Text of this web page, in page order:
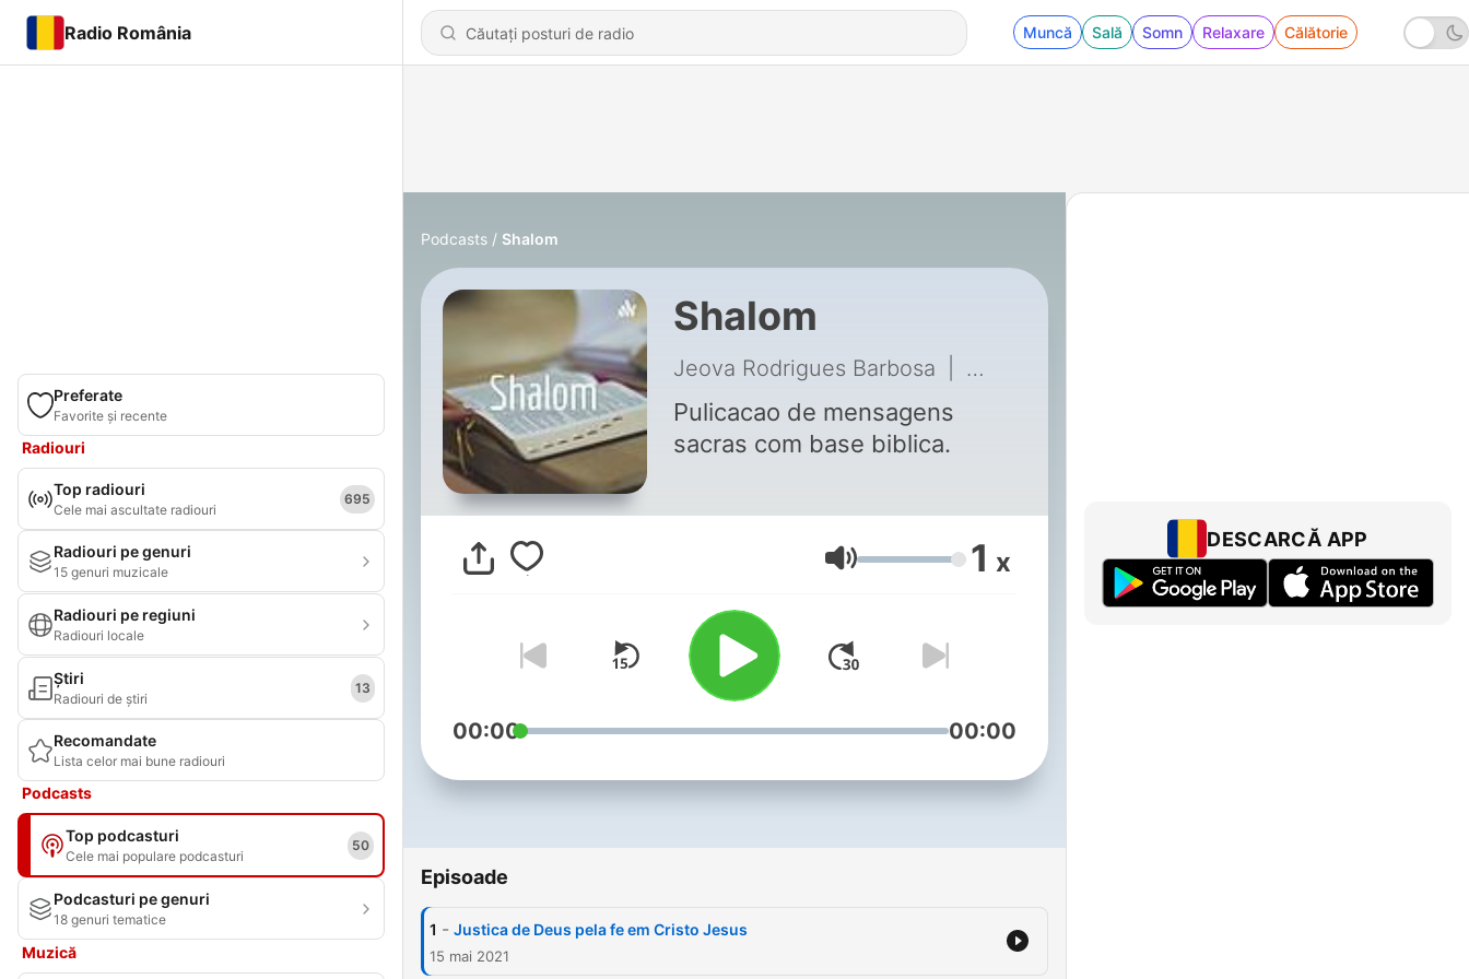
Radio România Muncă Sală Somn Relaxare Călătorie
Preferate
Favorite și recente
Radiouri
Top radiouri
Cele mai ascultate radiouri
695
Radiouri pe genuri
15 genuri muzicale
Radiouri pe regiuni
Radiouri locale
Știri
Radiouri de știri
13
Recomandate
Lista celor mai bune radiouri
Podcasts
Top podcasturi
Cele mai populare podcasturi
50
Podcasturi pe genuri
18 genuri tematice
Muzică
Podcasts Shalom
Shalom
Jeova Rodrigues Barbosa 1 - Justica de Deus pela fe em Cristo Jesus
Pulicacao de mensagens
sacras com base biblica.
Volum 1 x
00:00 00:00
Episoade
1 - Justica de Deus pela fe em Cristo Jesus
15 mai 2021
DESCARCĂ APP